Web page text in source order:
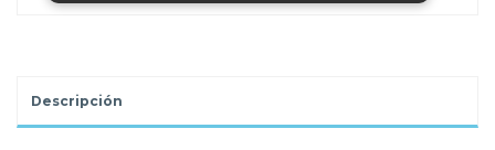
Descripción